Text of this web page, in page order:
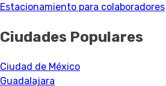
Estacionamiento para colaboradores
Ciudades Populares
Ciudad de México
Guadalajara